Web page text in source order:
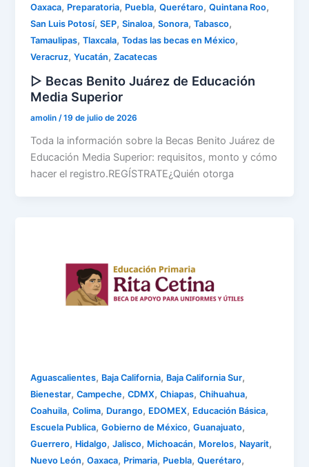
Oaxaca, Preparatoria, Puebla,Querétaro,Quintana Roo,
San Luis Potosí,SEP,Sinaloa,Sonora,Tabasco,
Tamaulipas,Tlaxcala,Todas las becas en México,
Veracruz,Yucatán,Zacatecas
▷ Becas Benito Juárez de Educación
Media Superior
amolin /19 de julio de 2026
Toda la información sobre la Becas Benito Juárez de
Educación Media Superior: requisitos, monto y cómo
hacer el registro.REGÍSTRATE¿Quién otorga
Aguascalientes, Baja California, Baja California Sur,
Bienestar,Campeche,CDMX,Chiapas,Chihuahua,
Coahuila,Colima, Durango, EDOMEX, Educación Básica,
Escuela Publica,Gobierno de México,Guanajuato,
Guerrero, Hidalgo,Jalisco, Michoacán, Morelos, Nayarit,
Nuevo León,Oaxaca, Primaria, Puebla,Querétaro,